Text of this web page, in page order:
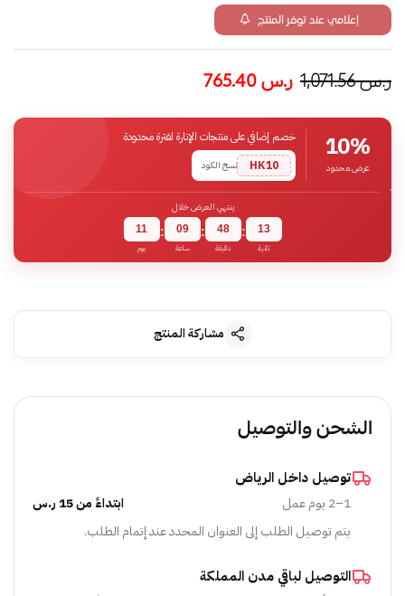
إعلامي عند توفر المنتج
ر.س1,071.56 ر.س
10%
عرض محدود
خصم إضافي على منتجات الإنارة لفترة محدودة
HK10
نسخ الكود
ينتهي العرض خلال
11
يوم
: 09
ساعة
: 48
دقيقة
: 12
ثانية
مشاركة المنتج
الشحن والتوصيل
توصيل داخل الرياض
1–2 يوم عمل
ابتداءً من 15 ر.س
يتم توصيل الطلب إلى العنوان المحدد عند إتمام الطلب.
التوصيل لباقي مدن المملكة